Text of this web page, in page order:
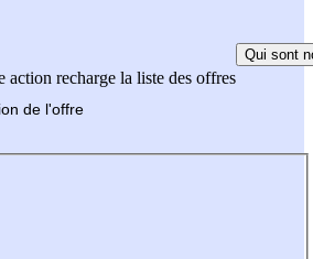
action recharge la liste des offres
Qui sont
de l'offre